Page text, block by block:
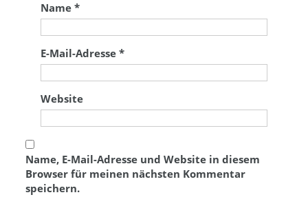
Name*
E-Mail-Adresse*
Website
Name, E-Mail-Adresse und Website in diesem
Browser für meinen nächsten Kommentar
speichern.